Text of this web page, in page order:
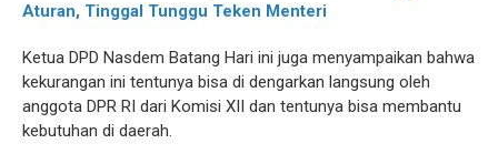
Aturan, Tinggal Tunggu Teken Menteri
Ketua DPD Nasdem Batang Hari ini juga menyampaikan bahwa
kekurangan ini tentunya bisa di dengarkan langsung oleh
anggota DPR RI dari Komisi XII dan tentunya bisa membantu
kebutuhan di daerah.